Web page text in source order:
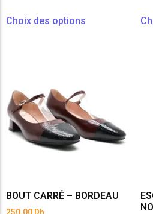
Choix des options
BOUT CARRÉ – BORDEAU